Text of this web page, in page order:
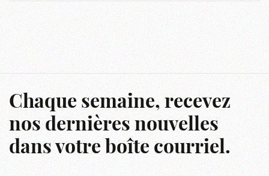
Chaque semaine, recevez
nos dernières nouvelles
dans votre boîte courriel.